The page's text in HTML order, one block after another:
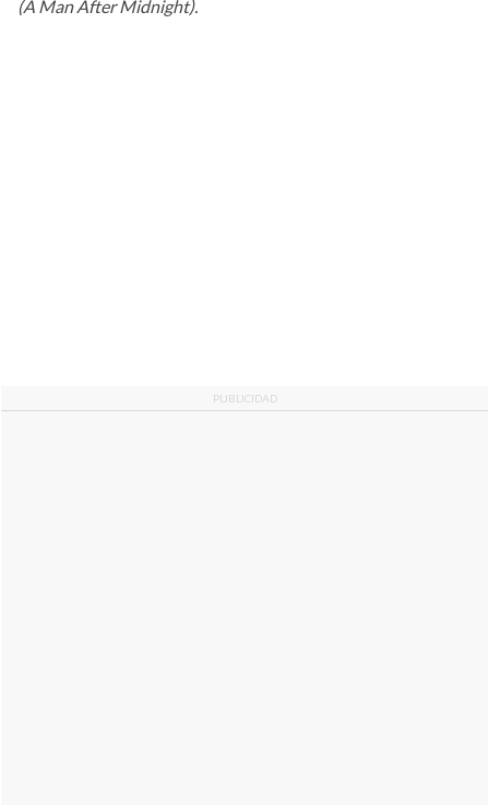
(A Man After Midnight).
PUBLICIDAD